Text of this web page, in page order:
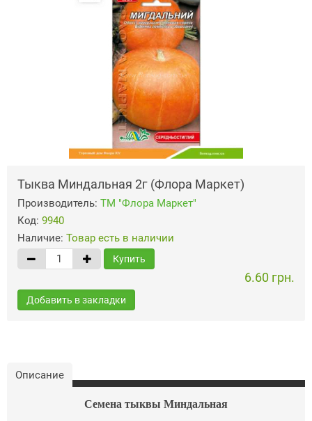
Тыква Миндальная 2г (Флора Маркет)
Производитель: ТМ "Флора Маркет"
Код: 9940
Наличие: Товар есть в наличии
Купить
6.60 грн.
Добавить в закладки
Описание
Семена тыквы Миндальная